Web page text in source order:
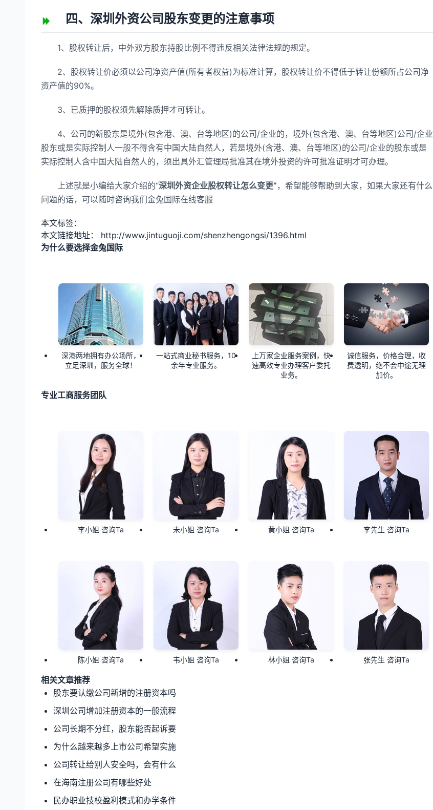
四、深圳外资公司股东变更的注意事项
1、股权转让后，中外双方股东持股比例不得违反相关法律法规的规定。
2、股权转让价必须以公司净资产值(所有者权益)为标准计算，股权转让价不得低于转让份额所占公司净
资产值的90%。
3、已质押的股权须先解除质押才可转让。
4、公司的新股东是境外(包含港、澳、台等地区)的公司/企业的，境外(包含港、澳、台等地区)公司/企业
股东或是实际控制人一般不得含有中国大陆自然人，若是境外(含港、澳、台等地区)的公司/企业的股东或是
实际控制人含中国大陆自然人的，须出具外汇管理局批准其在境外投资的许可批准证明才可办理。
上述就是小编给大家介绍的“深圳外资企业股权转让怎么变更”，希望能够帮助到大家，如果大家还有什么
问题的话，可以随时咨询我们金兔国际在线客服
本文标签：
本文链接地址： http://www.jintuguoji.com/shenzhengongsi/1396.html
为什么要选择金兔国际
深港两地拥有办公场所，
立足深圳，服务全球！
一站式商业秘书服务，10
余年专业服务。
上万家企业服务案例，快
速高效专业办理客户委托
业务。
诚信服务，价格合理，收
费透明，绝不会中途无理
加价。
专业工商服务团队
李小姐 咨询Ta 未小姐 咨询Ta 黄小姐 咨询Ta 李先生 咨询Ta
陈小姐 咨询Ta 韦小姐 咨询Ta 林小姐 咨询Ta 张先生 咨询Ta
相关文章推荐
股东要认缴公司新增的注册资本吗
深圳公司增加注册资本的一般流程
公司长期不分红，股东能否起诉要
为什么越来越多上市公司希望实施
公司转让给别人安全吗，会有什么
在海南注册公司有哪些好处
民办职业技校盈利模式和办学条件